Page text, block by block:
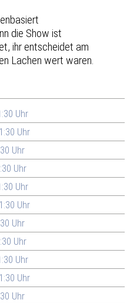
die Show ist
ihr entscheidet am
Lachen wert waren.
Uhr
Uhr
Uhr
Uhr
Uhr
Uhr
Uhr
Uhr
Uhr
Uhr
Uhr